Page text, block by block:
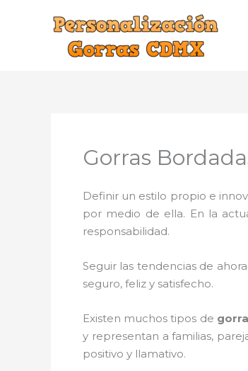
Gorras
Definir un estilo propio e
por medio de ella. En la
responsabilidad.
Seguir las tendencias de
seguro, feliz y satisfecho.
Existen muchos tipos de
y representan a familias,
positivo y llamativo.